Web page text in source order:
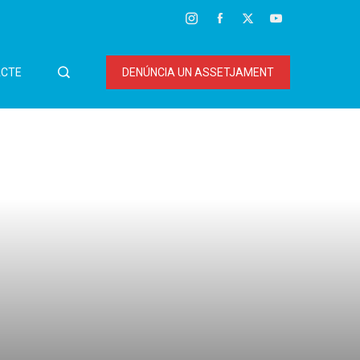
DENÚNCIA UN ASSETJAMENT